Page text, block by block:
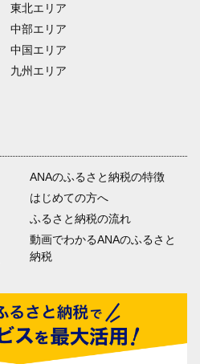
東北エリア
中部エリア
中国エリア
九州エリア
ANAのふるさと納税の特徴
はじめての方へ
ふるさと納税の流れ
動画でわかるANAのふるさと
納税